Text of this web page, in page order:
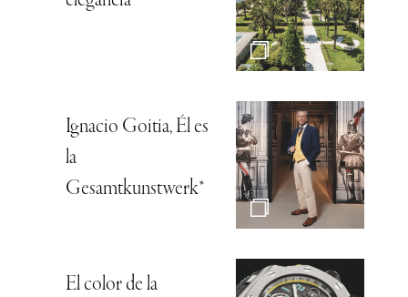
Ignacio Goitia, Él es
la
Gesamtkunstwerk*
El color de la